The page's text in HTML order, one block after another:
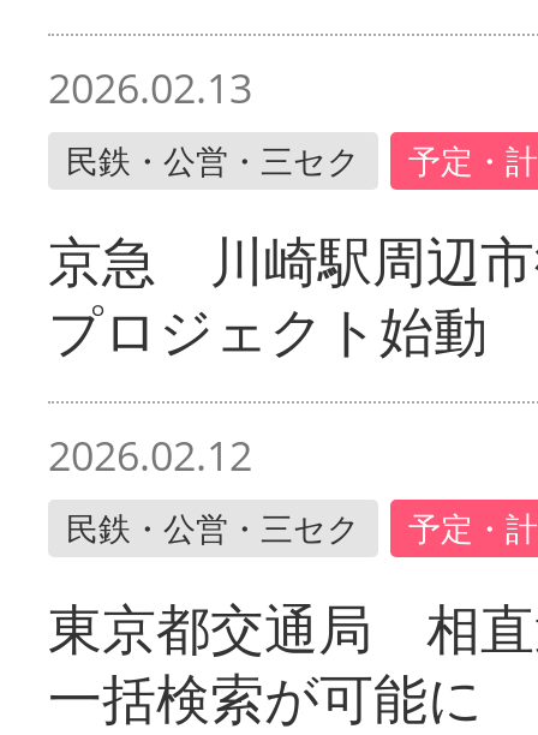
2026.02.13
民鉄・公営・三セク 予定・
京急 川崎駅周辺
プロジェクト始動
2026.02.12
民鉄・公営・三セク 予定・
東京都交通局 相
一括検索が可能に